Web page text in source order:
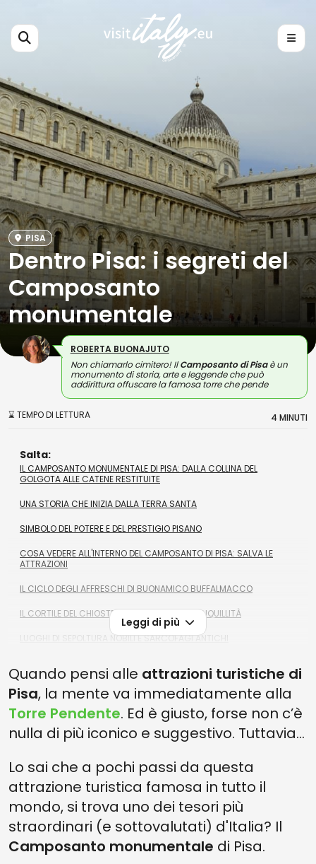
PISA
Dentro Pisa: i segreti del
Camposanto
monumentale
ROBERTA BUONAJUTO
Non chiamarlo cimitero! IlCamposanto di Pisaè un
monumento di storia, arte e leggende che può
addirittura offuscare la famosa torre che pende
⌛ TEMPO DI LETTURA 4 MINUTI
Salta:
IL CAMPOSANTO MONUMENTALE DI PISA: DALLA COLLINA DEL
GOLGOTA ALLE CATENE RESTITUITE
UNA STORIA CHE INIZIA DALLA TERRA SANTA
SIMBOLO DEL POTERE E DEL PRESTIGIO PISANO
COSA VEDERE ALL'INTERNO DEL CAMPOSANTO DI PISA: SALVA LE
ATTRAZIONI
IL CICLO DEGLI AFFRESCHI DI BUONAMICO BUFFALMACCO
IL CORTILE DEL CHIOSTRO: UN RIFUGIO DI TRANQUILLITÀ
LUOGHI DI SEPOLTURA NOBILI E SARCOFAGI ANTICHI
LE CATENE DEL PORTO PISANO
PIANIFICA LA VISITA: TEMPI, ACCESSO E TUTTO QUELLO CHE DEVI
SEI TU IL VISITATORE IDEALE DEL CAMPOSANTO MONUMENTALE?
SCOPRILO QUI
PERCHÉ INCLUDERE IL CAMPOSANTO MONUMENTALE NELLA TUA
VISITA A PISA
L'ESPERIENZA COMPLETA DELLA PIAZZA DEI MIRACOLI
Leggi di più
Quando pensi alle attrazioni turistiche di
Pisa, la mente va immediatamente alla
Torre Pendente. Ed è giusto, forse non c’è
nulla di più iconico e suggestivo. Tuttavia…
Lo sai che a pochi passi da questa
attrazione turistica famosa in tutto il
mondo, si trova uno dei tesori più
straordinari (e sottovalutati) d'Italia? Il
Camposanto monumentale di Pisa.